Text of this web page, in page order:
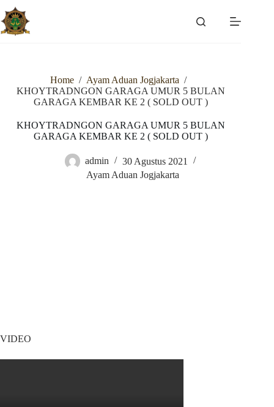
Skip
to
content
Home / Ayam Aduan Jogjakarta /
KHOYTRADNGON GARAGA UMUR 5 BULAN
GARAGA KEMBAR KE 2 ( SOLD OUT )
KHOYTRADNGON GARAGA UMUR 5 BULAN
GARAGA KEMBAR KE 2 ( SOLD OUT )
admin
30 Agustus 2021
Ayam Aduan Jogjakarta
VIDEO